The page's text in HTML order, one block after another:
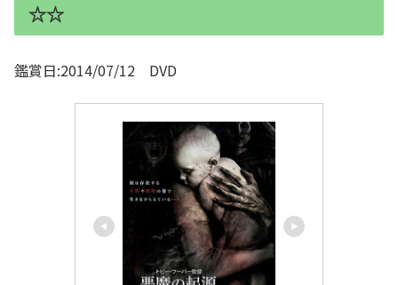
☆☆
鑑賞日:2014/07/12 DVD